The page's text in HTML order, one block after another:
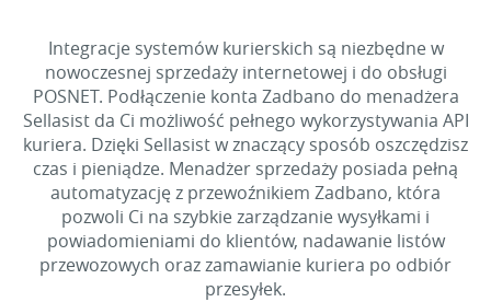
Integracje systemów kurierskich są niezbędne w
nowoczesnej sprzedaży internetowej i do obsługi
POSNET. Podłączenie konta Zadbano do menadżera
Sellasist da Ci możliwość pełnego wykorzystywania API
kuriera. Dzięki Sellasist w znaczący sposób oszczędzisz
czas i pieniądze. Menadżer sprzedaży posiada pełną
automatyzację z przewoźnikiem Zadbano, która
pozwoli Ci na szybkie zarządzanie wysyłkami i
powiadomieniami do klientów, nadawanie listów
przewozowych oraz zamawianie kuriera po odbiór
przesyłek.